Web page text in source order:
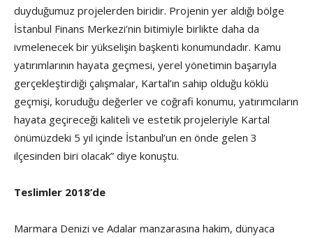
duyduğumuz projelerden biridir. Projenin yer aldığı bölge
İstanbul Finans Merkezi’nin bitimiyle birlikte daha da
ivmelenecek bir yükselişin başkenti konumundadır. Kamu
yatırımlarının hayata geçmesi, yerel yönetimin başarıyla
gerçekleştirdiği çalışmalar, Kartal’ın sahip olduğu köklü
geçmişi, koruduğu değerler ve coğrafi konumu, yatırımcıların
hayata geçireceği kaliteli ve estetik projeleriyle Kartal
önümüzdeki 5 yıl içinde İstanbul’un en önde gelen 3
ilçesinden biri olacak” diye konuştu.
Teslimler 2018’de
Marmara Denizi ve Adalar manzarasına hakim, dünyaca